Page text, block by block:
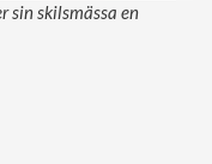
sin skilsmässa en